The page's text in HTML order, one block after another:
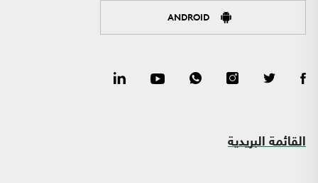
ANDROID
القائمة البريدية